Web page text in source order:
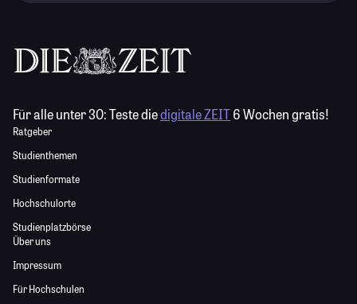
Für alle unter 30:Teste diedigitale ZEIT6 Wochen gratis!
Ratgeber
Studienthemen
Studienformate
Hochschulorte
Studienplatzbörse
Über uns
Impressum
Für Hochschulen